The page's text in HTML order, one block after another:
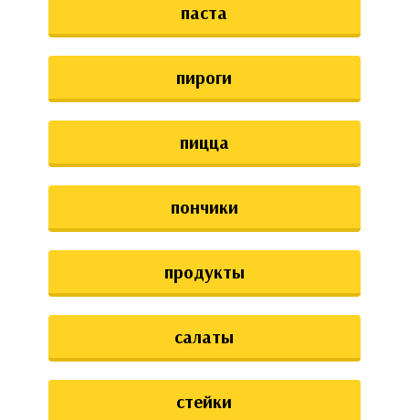
паста
пироги
пицца
пончики
продукты
салаты
стейки